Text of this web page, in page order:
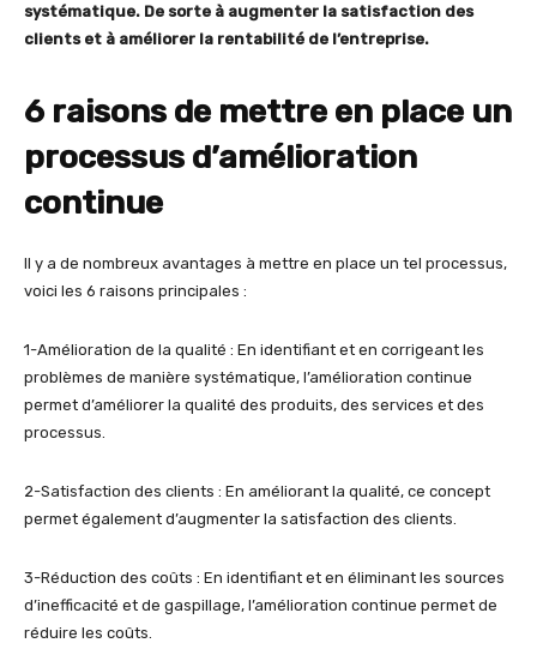
systématique. De sorte à augmenter la satisfaction des
clients et à améliorer la rentabilité de l’entreprise.
6 raisons de mettre en place un
processus d’amélioration
continue
Il y a de nombreux avantages à mettre en place un tel processus,
voici les 6 raisons principales :
1-Amélioration de la qualité : En identifiant et en corrigeant les
problèmes de manière systématique, l’amélioration continue
permet d’améliorer la qualité des produits, des services et des
processus.
2-Satisfaction des clients : En améliorant la qualité, ce concept
permet également d’augmenter la satisfaction des clients.
3-Réduction des coûts : En identifiant et en éliminant les sources
d’inefficacité et de gaspillage, l’amélioration continue permet de
réduire les coûts.